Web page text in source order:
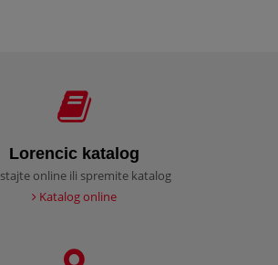
Lorencic katalog
online ili spremite katalog
Katalog online